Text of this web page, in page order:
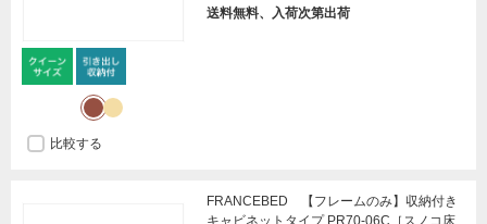
送料無料、入荷次第出荷
比較する
FRANCEBED 【フレームのみ】収納付き